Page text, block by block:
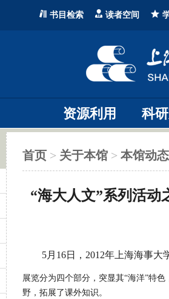
书目检索 读者空间
资源利用 科
首页> 关于本馆> 本馆动态
“海大人文”系列活
5月16日，2012年上海海事大
展览分为四个部分，突显其“海洋”特
野，拓展了课外知识。